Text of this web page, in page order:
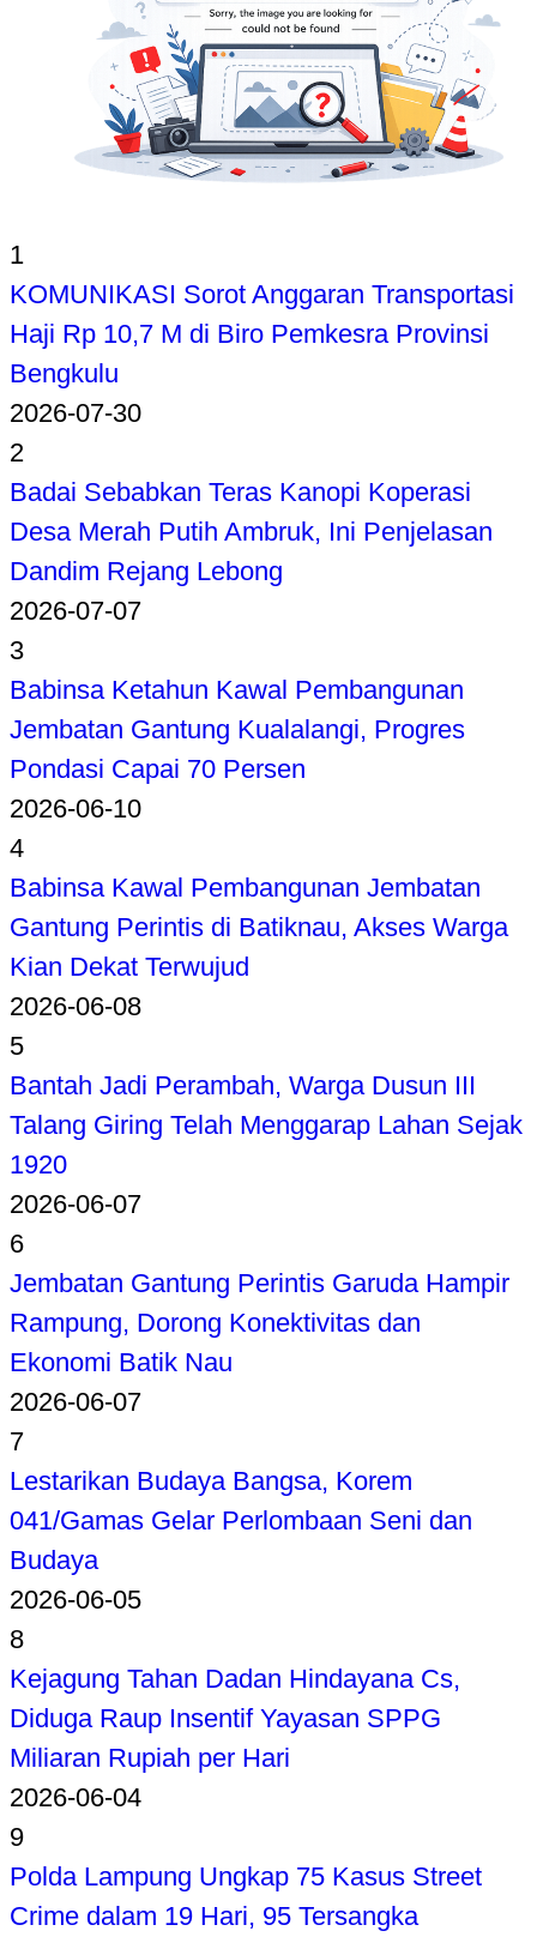
1
KOMUNIKASI Sorot Anggaran Transportasi
Haji Rp 10,7 M di Biro Pemkesra Provinsi
Bengkulu
2026-07-30
2
Badai Sebabkan Teras Kanopi Koperasi
Desa Merah Putih Ambruk, Ini Penjelasan
Dandim Rejang Lebong
2026-07-07
3
Babinsa Ketahun Kawal Pembangunan
Jembatan Gantung Kualalangi, Progres
Pondasi Capai 70 Persen
2026-06-10
4
Babinsa Kawal Pembangunan Jembatan
Gantung Perintis di Batiknau, Akses Warga
Kian Dekat Terwujud
2026-06-08
5
Bantah Jadi Perambah, Warga Dusun III
Talang Giring Telah Menggarap Lahan Sejak
1920
2026-06-07
6
Jembatan Gantung Perintis Garuda Hampir
Rampung, Dorong Konektivitas dan
Ekonomi Batik Nau
2026-06-07
7
Lestarikan Budaya Bangsa, Korem
041/Gamas Gelar Perlombaan Seni dan
Budaya
2026-06-05
8
Kejagung Tahan Dadan Hindayana Cs,
Diduga Raup Insentif Yayasan SPPG
Miliaran Rupiah per Hari
2026-06-04
9
Polda Lampung Ungkap 75 Kasus Street
Crime dalam 19 Hari, 95 Tersangka